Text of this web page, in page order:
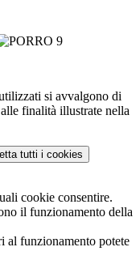
si avvalgono di
finalità illustrate nella
tutti i cookies
cookie consentire.
il funzionamento della
al funzionamento potete